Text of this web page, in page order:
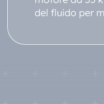
del fluido per